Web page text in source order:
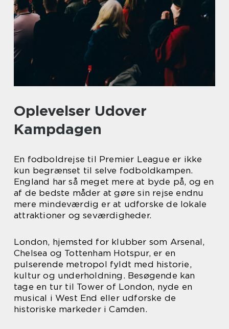
Oplevelser Udover
Kampdagen
En fodboldrejse til Premier League er ikke
kun begrænset til selve fodboldkampen.
England har så meget mere at byde på, og en
af de bedste måder at gøre sin rejse endnu
mere mindeværdig er at udforske de lokale
attraktioner og seværdigheder.
London, hjemsted for klubber som Arsenal,
Chelsea og Tottenham Hotspur, er en
pulserende metropol fyldt med historie,
kultur og underholdning. Besøgende kan
tage en tur til Tower of London, nyde en
musical i West End eller udforske de
historiske markeder i Camden.